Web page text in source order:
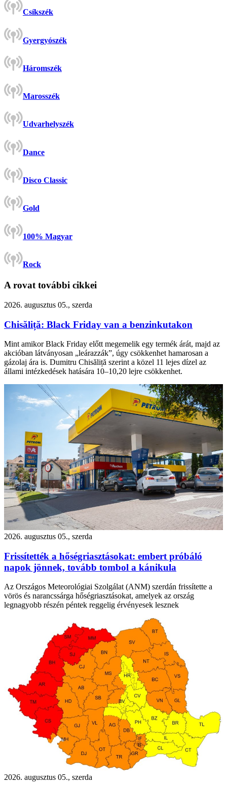
Csíkszék
Gyergyószék
Háromszék
Marosszék
Udvarhelyszék
Dance
Disco Classic
Gold
100% Magyar
Rock
A rovat további cikkei
2026. augusztus 05., szerda
Chisăliță: Black Friday van a benzinkutakon
Mint amikor Black Friday előtt megemelik egy termék árát, majd az
akcióban látványosan „leárazzák”, úgy csökkenhet hamarosan a
gázolaj ára is. Dumitru Chisăliță szerint a közel 11 lejes dízel az
állami intézkedések hatására 10–10,20 lejre csökkenhet.
2026. augusztus 05., szerda
Frissítették a hőségriasztásokat: embert próbáló
napok jönnek, tovább tombol a kánikula
Az Országos Meteorológiai Szolgálat (ANM) szerdán frissítette a
vörös és narancssárga hőségriasztásokat, amelyek az ország
legnagyobb részén péntek reggelig érvényesek lesznek
2026. augusztus 05., szerda